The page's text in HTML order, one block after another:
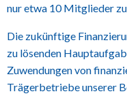
nur etwa 10 Mitglieder
Die zukünftige
zu lösenden
Zuwendungen von
Trägerbetriebe unserer